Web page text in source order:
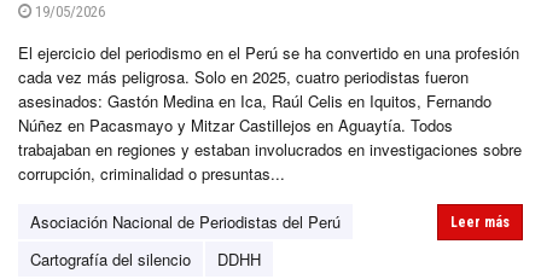
19/05/2026
El ejercicio del periodismo en el Perú se ha convertido en una profesión
cada vez más peligrosa. Solo en 2025, cuatro periodistas fueron
asesinados: Gastón Medina en Ica, Raúl Celis en Iquitos, Fernando
Núñez en Pacasmayo y Mitzar Castillejos en Aguaytía. Todos
trabajaban en regiones y estaban involucrados en investigaciones sobre
corrupción, criminalidad o presuntas...
Asociación Nacional de Periodistas del Perú
Cartografía del silencio
DDHH
Leer más